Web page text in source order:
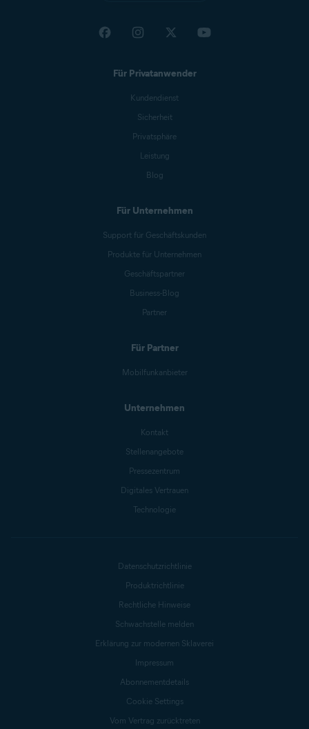
Für Privatanwender
Kundendienst
Sicherheit
Privatsphäre
Leistung
Blog
Für Unternehmen
Support für Geschäftskunden
Produkte für Unternehmen
Geschäftspartner
Business-Blog
Partner
Für Partner
Mobilfunkanbieter
Unternehmen
Kontakt
Stellenangebote
Pressezentrum
Digitales Vertrauen
Technologie
Datenschutzrichtlinie
Produktrichtlinie
Rechtliche Hinweise
Schwachstelle melden
Erklärung zur modernen Sklaverei
Impressum
Abonnementdetails
Cookie Settings
Vom Vertrag zurücktreten